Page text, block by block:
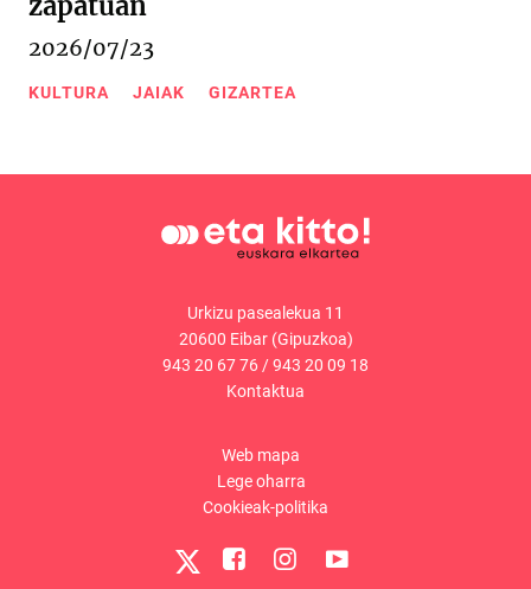
2026/07/23
KULTURA JAIAK GIZARTEA
Urkizu pasealekua 11
20600 Eibar (Gipuzkoa)
943 20 67 76/943 20 09 18
Kontaktua
Web mapa
Lege oharra
Cookieak-politika